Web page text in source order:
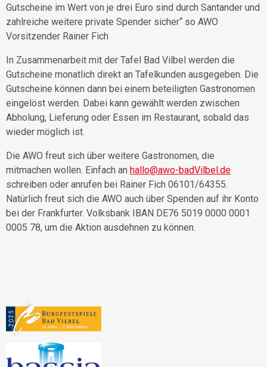
Gutscheine im Wert von je drei Euro sind durch Santander und
zahlreiche weitere private Spender sicher“ so AWO
Vorsitzender Rainer Fich
In Zusammenarbeit mit der Tafel Bad Vilbel werden die
Gutscheine monatlich direkt an Tafelkunden ausgegeben. Die
Gutscheine können dann bei einem beteiligten Gastronomen
eingelöst werden. Dabei kann gewählt werden zwischen
Abholung, Lieferung oder Essen im Restaurant, sobald das
wieder möglich ist.
Die AWO freut sich über weitere Gastronomen, die
mitmachen wollen. Einfach an hallo@awo-badVilbel.de
schreiben oder anrufen bei Rainer Fich 06101/64355.
Natürlich freut sich die AWO auch über Spenden auf ihr Konto
bei der Frankfurter. Volksbank IBAN DE76 5019 0000 0001
0005 78, um die Aktion ausdehnen zu können.